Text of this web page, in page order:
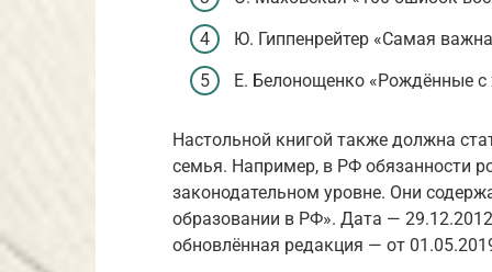
Ю. Гиппенрейтер «Самая
Е. Белонощенко «Рождённые с
Настольной книгой также должна
семья. Например, в РФ обязанности
законодательном уровне. Они
образовании в РФ». Дата —
обновлённая редакция — от